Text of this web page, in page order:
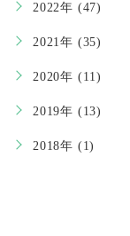
2022年 (47)
2021年 (35)
2020年 (11)
2019年 (13)
2018年 (1)